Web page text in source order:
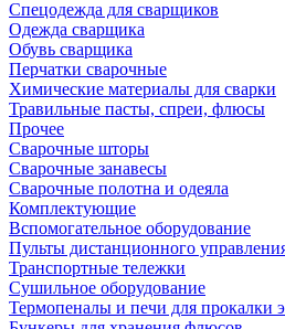
Спецодежда для сварщиков
Одежда сварщика
Обувь сварщика
Перчатки сварочные
Химические материалы для сварки
Травильные пасты, спреи, флюсы
Прочее
Сварочные шторы
Сварочные занавесы
Сварочные полотна и одеяла
Комплектующие
Вспомогательное оборудование
Пульты дистанционного
Транспортные тележки
Сушильное оборудование
Термопеналы и печи для прокалки